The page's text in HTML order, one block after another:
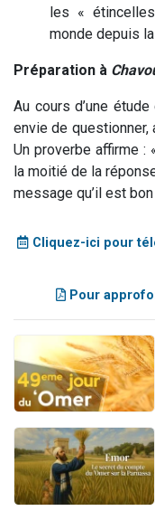
les «
monde depuis
Préparation à
Au cours d’une
envie de questionner,
Un proverbe affirme :
la moitié de la
message qu’il est
Cliquez-ici pour
Pour